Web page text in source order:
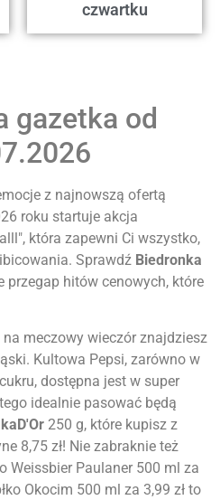
czwartku
gazetka od
z najnowszą ofertą
roku startuje akcja
która zapewni Ci wszystko,
Sprawdź Biedronka
przegap hitów cenowych, które
meczowy wieczór znajdziesz
Kultowa Pepsi, zarówno w
dostępna jest w super
idealnie pasować będą
250 g, które kupisz z
8,75 zł! Nie zabraknie też
Weissbier Paulaner 500 ml za
Okocim 500 ml za 3,99 zł to